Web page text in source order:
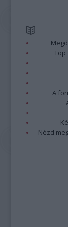
Top
A
Nézd